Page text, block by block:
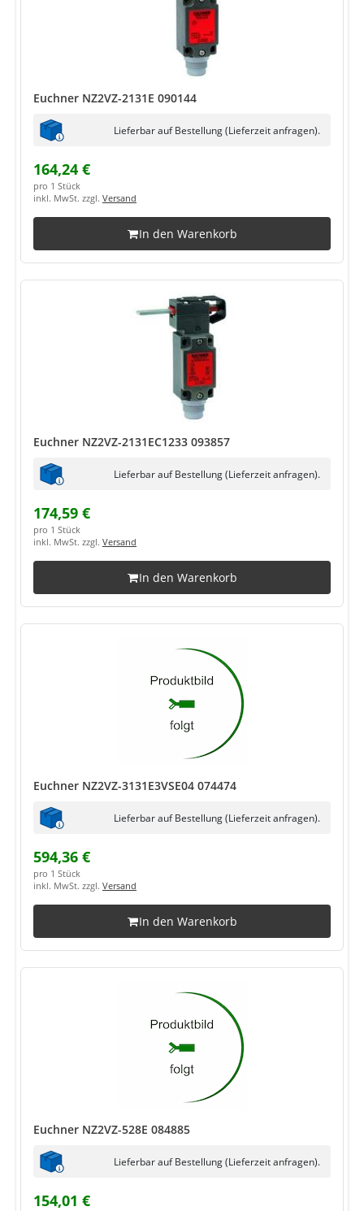
Euchner NZ2VZ-2131E 090144
Lieferbar auf Bestellung (Lieferzeit anfragen).
164,24 €
pro 1 Stück
inkl. MwSt. zzgl. Versand
In den Warenkorb
Euchner NZ2VZ-2131EC1233 093857
Lieferbar auf Bestellung (Lieferzeit anfragen).
174,59 €
pro 1 Stück
inkl. MwSt. zzgl. Versand
In den Warenkorb
Euchner NZ2VZ-3131E3VSE04 074474
Lieferbar auf Bestellung (Lieferzeit anfragen).
594,36 €
pro 1 Stück
inkl. MwSt. zzgl. Versand
In den Warenkorb
Euchner NZ2VZ-528E 084885
Lieferbar auf Bestellung (Lieferzeit anfragen).
154,01 €